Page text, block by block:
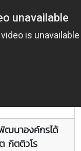
ฒนาองค์กรได้
กิตติวโร